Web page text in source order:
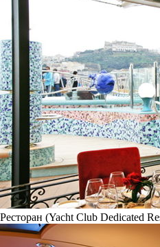
Ресторан (Yacht Club Dedicated